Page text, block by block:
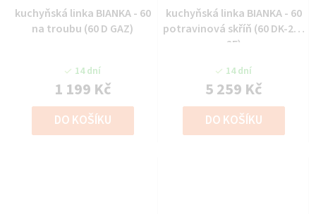
kuchyňská linka BIANKA - 60
na troubu (60 D GAZ)
14 dní
1 199 Kč
DO KOŠÍKU
kuchyňská linka BIANKA - 60
potravinová skříň (60 DK-210
2F)
14 dní
5 259 Kč
DO KOŠÍKU